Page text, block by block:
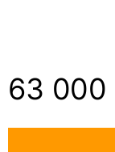
63 000